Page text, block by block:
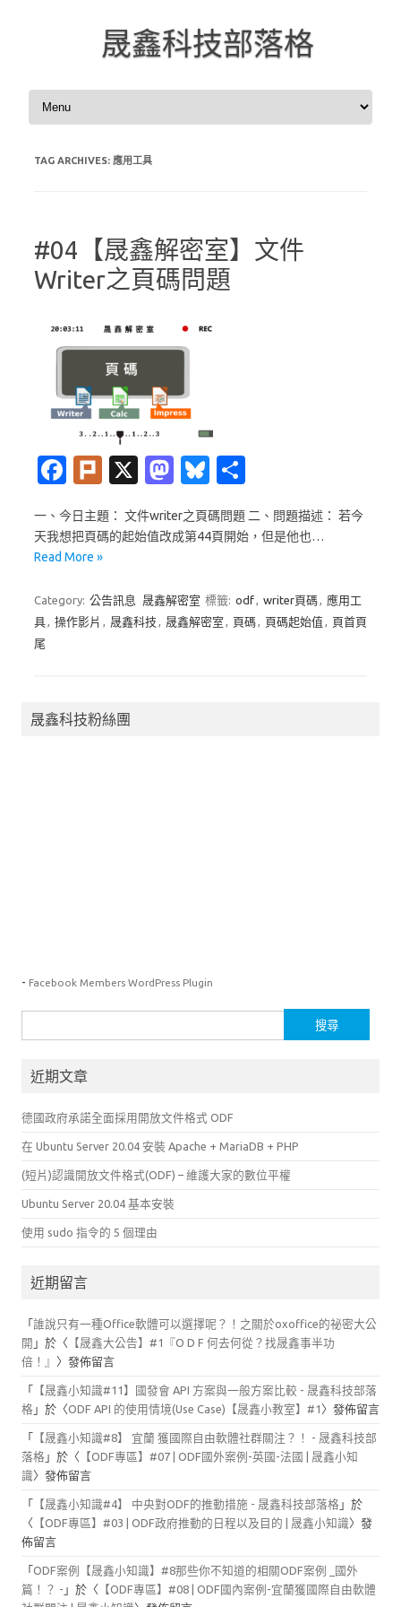
晟鑫科技部落格
Skip to content
TAG ARCHIVES: 應用工具
#04【晟鑫解密室】文件
Writer之頁碼問題
Fa
e
b
o
Pl
k
X
M
t
o
Bl
es
一、今日主題： 文件writer之頁碼問題 二、問題描述： 若今
天我想把頁碼的起始值改成第44頁開始，但是他也…
Read More »
Category: 公告訊息 晟鑫解密室 標籤: odf, writer頁碼, 應用工
具, 操作影片 , 晟鑫科技 , 晟鑫解密室 , 頁碼, 頁碼起始值 , 頁首頁
尾
晟鑫科技粉絲團
- Facebook Members WordPress Plugin
尋
鍵近期文章
德國政府承諾全面採用開放文件格式 ODF
在 Ubuntu Server 20.04 安裝 Apache + MariaDB + PHP
(短片)認識開放文件格式(ODF) – 維護大家的數位平權
Ubuntu Server 20.04 基本安裝
使用 sudo 指令的 5 個理由
近期留言
「 誰說只有一種Office軟體可以選擇呢？！之關於oxoffice的祕密大公
開 」於〈 【晟鑫大公告】#1『O D F 何去何從？找晟鑫事半功
倍！』 〉發佈留言
「
【晟鑫小知識#11】國發會 API 方案與一般方案比較 - 晟鑫科技部落
格 」於〈ODF API 的使用情境(Use Case)【晟鑫小教室】#1 〉發佈留言
「
【晟鑫小知識#8】 宜蘭 獲國際自由軟體社群關注？！ - 晟鑫科技部
落格 」於〈 【ODF專區】#07 | ODF國外案例-英國-法國 | 晟鑫小知
識〉發佈留言
「 【晟鑫小知識#4】 中央對ODF的推動措施 - 晟鑫科技部落格 」於
〈 【ODF專區】#03 | ODF政府推動的日程以及目的 | 晟鑫小知識〉發
佈留言
「 ODF案例【晟鑫小知識】#8那些你不知道的相關ODF案例 _國外
篇！？ - 」於〈 【ODF專區】#08 | ODF國內案例-宜蘭獲國際自由軟體